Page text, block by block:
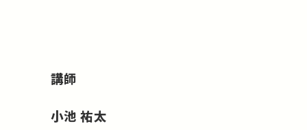
講師
小池 祐太